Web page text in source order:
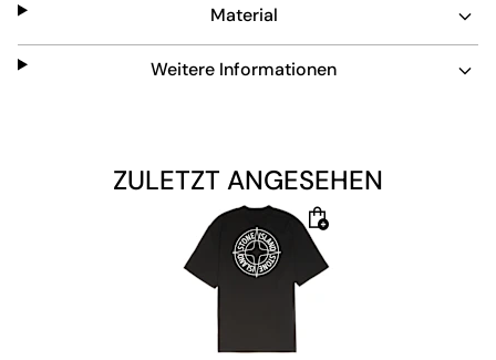
Material
Weitere Informationen
ZULETZT ANGESEHEN